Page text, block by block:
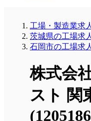
工場・製造業求人
茨城県の工場求人
石岡市の工場求人
株式会
スト 関